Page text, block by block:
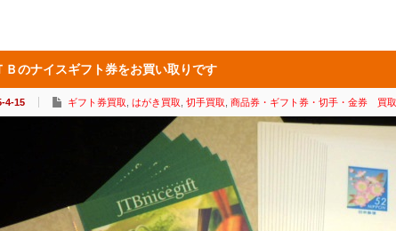
Ｂのナイスギフト券をお買い取りです
4-15 ギフト券買取 はがき買取 切手買取 商品券・ギフト券・切手・金券 買取